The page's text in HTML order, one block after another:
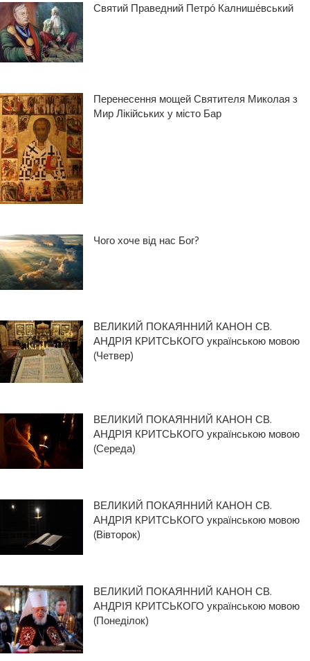
Святий Праведний Петро́ Калнише́вський
Перенесення мощей Святителя Миколая з
Мир Лікійських у місто Бар
Чого хоче від нас Бог?
ВЕЛИКИЙ ПОКАЯННИЙ КАНОН СВ.
АНДРІЯ КРИТСЬКОГО українською мовою
(Четвер)
ВЕЛИКИЙ ПОКАЯННИЙ КАНОН СВ.
АНДРІЯ КРИТСЬКОГО українською мовою
(Середа)
ВЕЛИКИЙ ПОКАЯННИЙ КАНОН СВ.
АНДРІЯ КРИТСЬКОГО українською мовою
(Вівторок)
ВЕЛИКИЙ ПОКАЯННИЙ КАНОН СВ.
АНДРІЯ КРИТСЬКОГО українською мовою
(Понеділок)